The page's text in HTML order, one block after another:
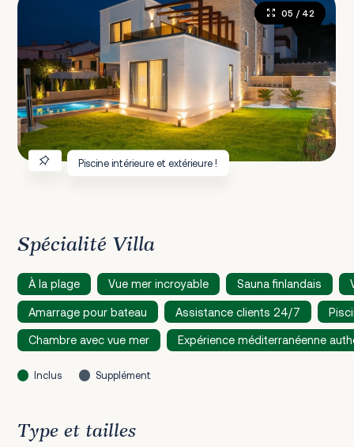
Piscine intérieure et extérieure !
05 / 42
Spécialité Villa
À la plage Vue mer incroyable Sauna finlandais
Amarrage pour bateau Assistance clients 24/7
Chambre avec vue mer Expérience méditerranéenne
Inclus Supplément
Type et tailles